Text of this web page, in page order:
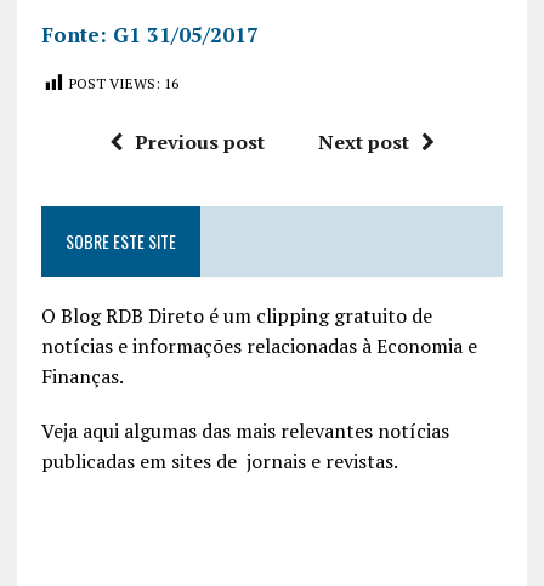
Fonte: G1 31/05/2017
POST VIEWS: 16
Previous post Next post
SOBRE ESTE SITE
O Blog RDB Direto é um clipping gratuito de
notícias e informações relacionadas à Economia e
Finanças.
Veja aqui algumas das mais relevantes notícias
publicadas em sites de jornais e revistas.